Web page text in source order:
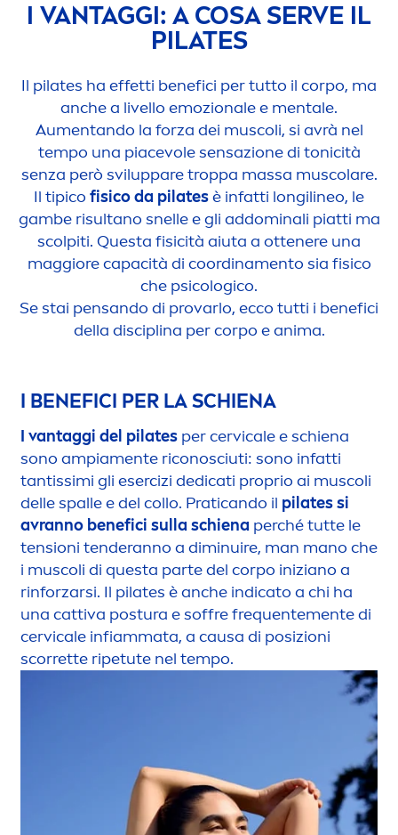
I VANTAGGI: A COSA SERVE IL
PILATES
Il pilates ha effetti benefici per tutto il corpo, ma
anche a livello emozionale e mentale.
Aumentando la forza dei muscoli, si avrà nel
tempo una piacevole sensazione di tonicità
senza però sviluppare troppa massa muscolare.
Il tipico fisico da pilatesè infatti longilineo, le
gambe risultano snelle e gli addominali piatti ma
scolpiti. Questa fisicità aiuta a ottenere una
maggiore capacità di coordinamento sia fisico
che psicologico.
Se stai pensando di provarlo, ecco tutti i benefici
della disciplina per corpo e anima.
I BENEFICI PER LA SCHIENA
I vantaggi del pilates per cervicale e schiena
sono ampiamente riconosciuti: sono infatti
tantissimi gli esercizi dedicati proprio ai muscoli
delle spalle e del collo. Praticando il pilates si
avranno benefici sulla schiena perché tutte le
tensioni tenderanno a diminuire, man mano che
i muscoli di questa parte del corpo iniziano a
rinforzarsi. Il pilates è anche indicato a chi ha
una cattiva postura e soffre frequentemente di
cervicale infiammata, a causa di posizioni
scorrette ripetute nel tempo.